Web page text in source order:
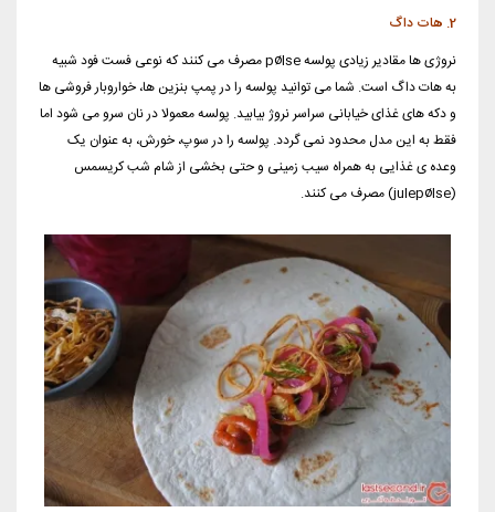
2. هات داگ
نروژی ها مقادیر زیادی پولسه pølse مصرف می کنند که نوعی فست فود شبیه
به هات داگ است. شما می توانید پولسه را در پمپ بنزین ها، خواروبار فروشی ها
و دکه های غذای خیابانی سراسر نروژ بیابید. پولسه معمولا در نان سرو می شود اما
فقط به این مدل محدود نمی گردد. پولسه را در سوپ، خورش، به عنوان یک
وعده ی غذایی به همراه سیب زمینی و حتی بخشی از شام شب کریسمس
(julepølse) مصرف می کنند.